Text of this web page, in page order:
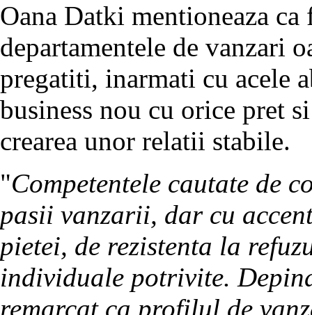
Oana Datki mentioneaza
departamentele de vanzari
pregatiti, inarmati cu acele
business nou cu orice pret
crearea unor relatii stabile.
"Competentele cautate de
pasii vanzarii, dar cu
pietei, de rezistenta la
individuale potrivite.
remarcat ca profilul de